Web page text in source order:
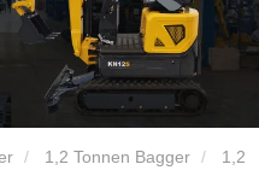
1,2 Tonnen Bagger